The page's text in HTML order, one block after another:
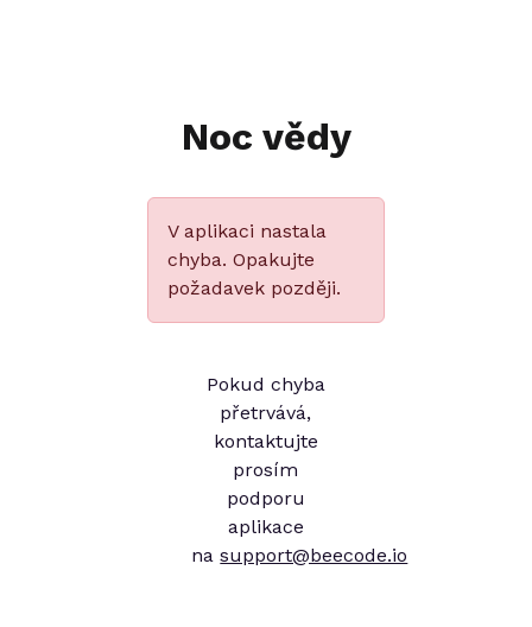
Noc vědy
V aplikaci nastala
chyba. Opakujte
požadavek později.
Pokud chyba
přetrvává,
kontaktujte
prosím
podporu
aplikace
nasupport@beecode.io